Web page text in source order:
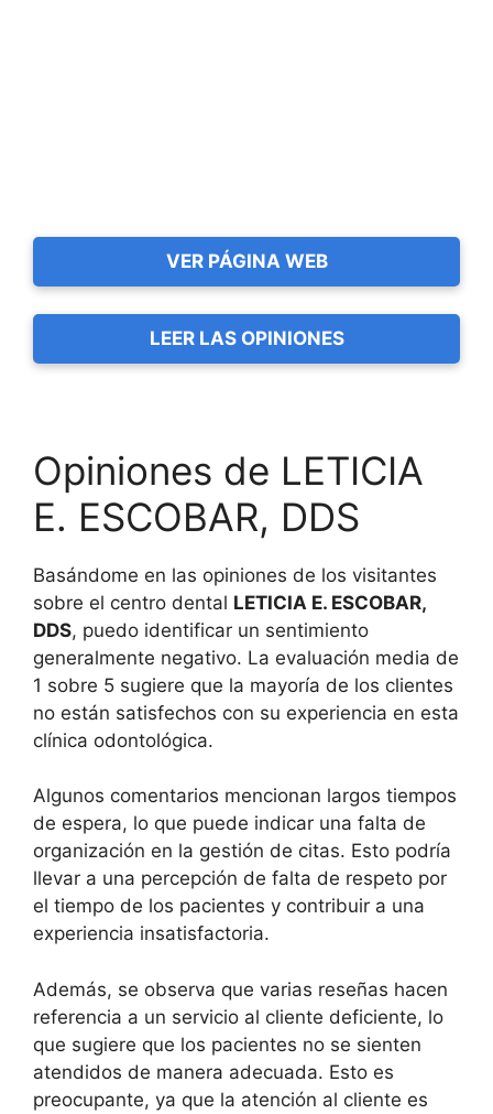
VER PÁGINA WEB
LEER LAS OPINIONES
Opiniones de LETICIA
E. ESCOBAR, DDS
Basándome en las opiniones de los visitantes
sobre el centro dental LETICIA E. ESCOBAR,
DDS, puedo identificar un sentimiento
generalmente negativo. La evaluación media de
1 sobre 5 sugiere que la mayoría de los clientes
no están satisfechos con su experiencia en esta
clínica odontológica.
Algunos comentarios mencionan largos tiempos
de espera, lo que puede indicar una falta de
organización en la gestión de citas. Esto podría
llevar a una percepción de falta de respeto por
el tiempo de los pacientes y contribuir a una
experiencia insatisfactoria.
Además, se observa que varias reseñas hacen
referencia a un servicio al cliente deficiente, lo
que sugiere que los pacientes no se sienten
atendidos de manera adecuada. Esto es
preocupante, ya que la atención al cliente es